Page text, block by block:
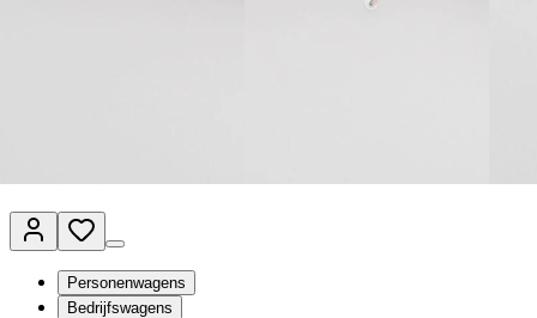
Personenwagens
Bedrijfswagens